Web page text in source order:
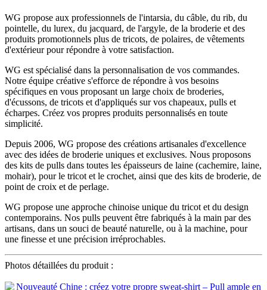
WG propose aux professionnels de l'intarsia, du câble, du rib, du
pointelle, du lurex, du jacquard, de l'argyle, de la broderie et des
produits promotionnels plus de tricots, de polaires, de vêtements
d'extérieur pour répondre à votre satisfaction.
WG est spécialisé dans la personnalisation de vos commandes.
Notre équipe créative s'efforce de répondre à vos besoins
spécifiques en vous proposant un large choix de broderies,
d'écussons, de tricots et d'appliqués sur vos chapeaux, pulls et
écharpes. Créez vos propres produits personnalisés en toute
simplicité.
Depuis 2006, WG propose des créations artisanales d'excellence
avec des idées de broderie uniques et exclusives. Nous proposons
des kits de pulls dans toutes les épaisseurs de laine (cachemire, laine,
mohair), pour le tricot et le crochet, ainsi que des kits de broderie, de
point de croix et de perlage.
WG propose une approche chinoise unique du tricot et du design
contemporains. Nos pulls peuvent être fabriqués à la main par des
artisans, dans un souci de beauté naturelle, ou à la machine, pour
une finesse et une précision irréprochables.
Photos détaillées du produit :